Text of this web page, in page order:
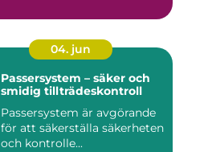
04. jun
Passersystem – säker och
smidig tillträdeskontroll
Passersystem är avgörande
för att säkerställa säkerheten
och kontrolle...